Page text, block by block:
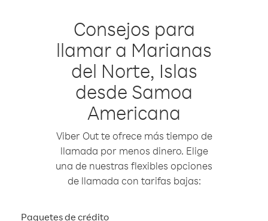
Consejos para
llamar a Marianas
del Norte, Islas
desde Samoa
Americana
Viber Out te ofrece más tiempo de
llamada por menos dinero. Elige
una de nuestras flexibles opciones
de llamada con tarifas bajas:
Paquetes de crédito